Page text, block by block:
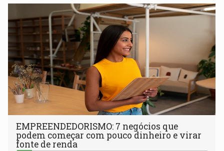
EMPREENDEDORISMO: 7 negócios que
podem começar com pouco dinheiro e virar
fonte de renda